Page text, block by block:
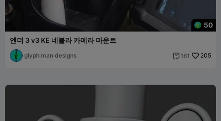
50
엔더 3 v3 KE 네뷸라 카메라 마운트
glyph man designs  161 205